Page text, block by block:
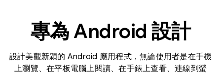
專為 Android 設計
設計美觀新穎的 Android 應用程式，無論使用者是在手機
上瀏覽、在平板電腦上閱讀、在手錶上查看、連線到螢